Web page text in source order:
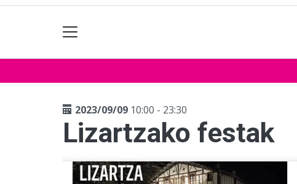
2023/09/09 10:00 - 23:30
Lizartzako festak